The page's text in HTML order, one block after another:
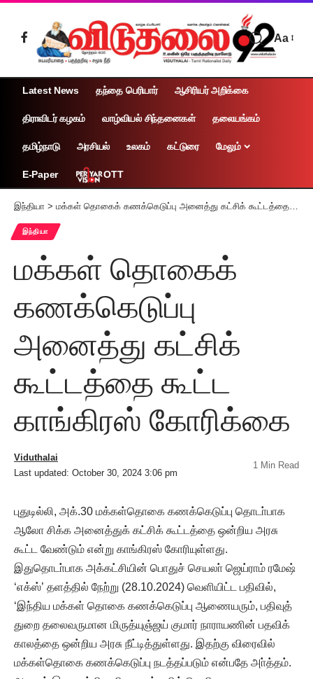
Aa
Latest News தந்தை பெரியார் ஆசிரியர் அறிக்கை
திராவிடர் கழகம் வாழ்வியல் சிந்தனைகள் தலையங்கம்
தமிழ்நாடு அரசியல் உலகம் கட்டுரை மேலும்
E-Paper OTT
இந்தியா > மக்கள் தொகைக் கணக்கெடுப்பு அனைத்து கட்சிக் கூட்டத்தை கூட்ட காங்கிரஸ் கோரிக்கை
இந்தியா
மக்கள் தொகைக்
கணக்கெடுப்பு
அனைத்து கட்சிக்
கூட்டத்தை கூட்ட
காங்கிரஸ் கோரிக்கை
Last updated: October 30, 2024 3:06 pm
Viduthalai
1 Min Read
புதுடில்லி, அக்.30 மக்கள்தொகை கணக்கெடுப்பு தொடா்பாக
ஆலோ சிக்க அனைத்துக் கட்சிக் கூட்டத்தை ஒன்றிய அரசு
கூட்ட வேண்டும் என்று காங்கிரஸ் கோரியுள்ளது.
இதுதொடா்பாக அக்கட்சியின் பொதுச் செயலா் ஜெய்ராம் ரமேஷ்
‘எக்ஸ்’ தளத்தில் நேற்று (28.10.2024) வெளியிட்ட பதிவில்,
‘இந்திய மக்கள் தொகை கணக்கெடுப்பு ஆணையரும், பதிவுத்
துறை தலைவருமான மிருத்யுஞ்ஜய் குமார் நாராயணின் பதவிக்
காலத்தை ஒன்றிய அரசு நீட்டித்துள்ளது. இதற்கு விரைவில்
மக்கள்தொகை கணக்கெடுப்பு நடத்தப்படும் என்பதே அா்த்தம்.